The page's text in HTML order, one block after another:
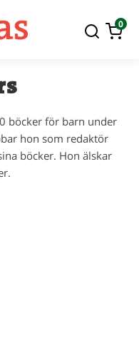
0
böcker för barn under
hon som redaktör
böcker. Hon älskar